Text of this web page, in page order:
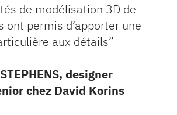
de modélisation 3D de
ont permis d’apporter une
aux détails”
designer
chez David Korins